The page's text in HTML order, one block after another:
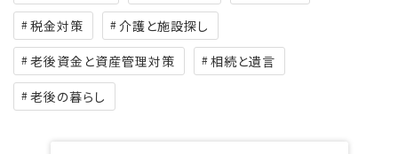
税金対策
介護と施設探し
老後資金と資産管理対策
相続と遺言
老後の暮らし